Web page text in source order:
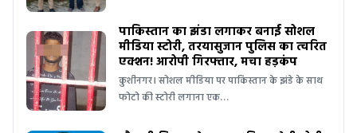
पाकिस्तान का झंडा लगाकर बनाई सोशल
मीडिया स्टोरी, तरयासुजान पुलिस का त्वरित
एक्शन! आरोपी गिरफ्तार, मचा हड़कंप
कुशीनगर। सोशल मीडिया पर पाकिस्तान के झंडे के साथ
फोटो की स्टोरी लगाना एक…